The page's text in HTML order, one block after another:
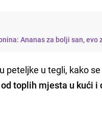
Ananas za bolji san, evo
u tegli, kako
toplih mjesta u kući i